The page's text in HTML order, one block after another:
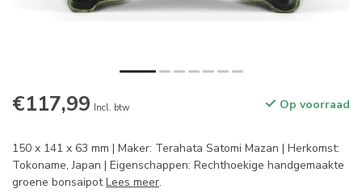
€117,99 Incl. btw Op voorraad
150 x 141 x 63 mm | Maker: Terahata Satomi Mazan | Herkomst:
Tokoname, Japan | Eigenschappen: Rechthoekige handgemaakte
groene bonsaipotLees meer.